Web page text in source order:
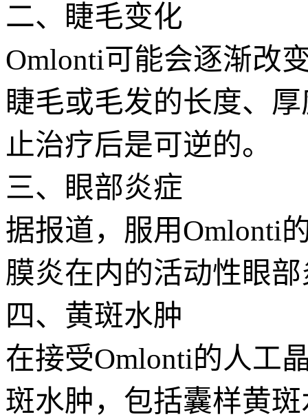
二、睫毛变化
Omlonti可能会逐渐改
睫毛或毛发的长度、
止治疗后是可逆的。
三、眼部炎症
据报道，服用Omlonti
膜炎在内的活动性眼
四、黄斑水肿
在接受Omlonti的人工
斑水肿，包括囊样黄